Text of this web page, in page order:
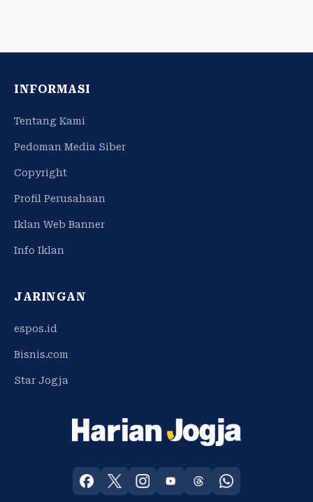
INFORMASI
Tentang Kami
Pedoman Media Siber
Copyright
Profil Perusahaan
Iklan Web Banner
Info Iklan
JARINGAN
espos.id
Bisnis.com
Star Jogja